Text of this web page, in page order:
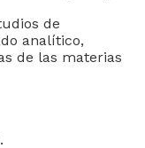
de
analítico,
de las materias